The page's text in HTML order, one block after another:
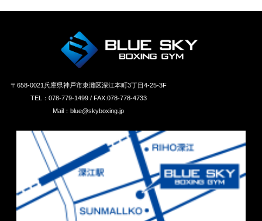
〒658‐0021兵庫県神戸市東灘区深江本町3丁目4-25-3F
TEL：078-779-1499 / FAX:078-778-4733
Mail：blue@skyboxing.jp